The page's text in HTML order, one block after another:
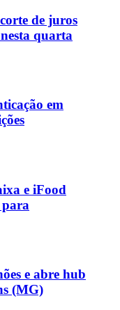
de juros
quarta
em
e iFood
para
e abre hub
(MG)